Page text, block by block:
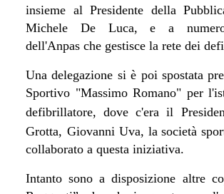
insieme al Presidente della
Michele De Luca, e a
dell'Anpas che gestisce la rete dei
Una delegazione si è poi spostata
Sportivo "Massimo Romano" per
defibrillatore, dove c'era il
Grotta, Giovanni Uva, la società
collaborato a questa iniziativa.
Intanto sono a disposizione altre